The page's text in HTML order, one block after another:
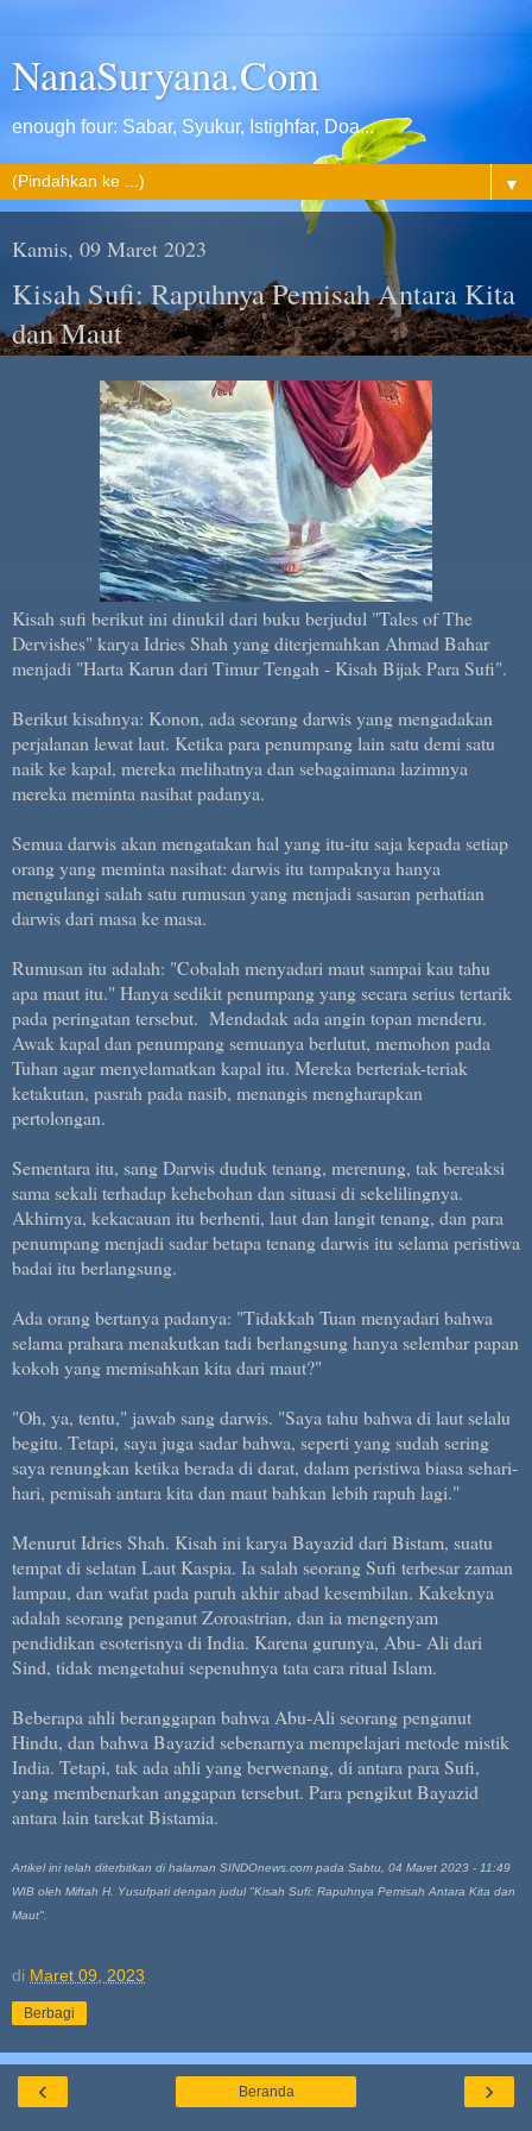
NanaSuryana.Com
enough four: Sabar, Syukur, Istighfar, Doa...
▼
Kamis, 09 Maret 2023
Kisah Sufi: Rapuhnya Pemisah Antara Kita
dan Maut
Kisah sufi berikut ini dinukil dari buku berjudul "Tales of The
Dervishes" karya Idries Shah yang diterjemahkan Ahmad Bahar
menjadi "Harta Karun dari Timur Tengah - Kisah Bijak Para Sufi".
Berikut kisahnya: Konon, ada seorang darwis yang mengadakan
perjalanan lewat laut. Ketika para penumpang lain satu demi satu
naik ke kapal, mereka melihatnya dan sebagaimana lazimnya
mereka meminta nasihat padanya.
Semua darwis akan mengatakan hal yang itu-itu saja kepada setiap
orang yang meminta nasihat: darwis itu tampaknya hanya
mengulangi salah satu rumusan yang menjadi sasaran perhatian
darwis dari masa ke masa.
Rumusan itu adalah: "Cobalah menyadari maut sampai kau tahu
apa maut itu." Hanya sedikit penumpang yang secara serius tertarik
pada peringatan tersebut. Mendadak ada angin topan menderu.
Awak kapal dan penumpang semuanya berlutut, memohon pada
Tuhan agar menyelamatkan kapal itu. Mereka berteriak-teriak
ketakutan, pasrah pada nasib, menangis mengharapkan
pertolongan.
Sementara itu, sang Darwis duduk tenang, merenung, tak bereaksi
sama sekali terhadap kehebohan dan situasi di sekelilingnya.
Akhirnya, kekacauan itu berhenti, laut dan langit tenang, dan para
penumpang menjadi sadar betapa tenang darwis itu selama peristiwa
badai itu berlangsung.
Ada orang bertanya padanya: "Tidakkah Tuan menyadari bahwa
selama prahara menakutkan tadi berlangsung hanya selembar papan
kokoh yang memisahkan kita dari maut?"
"Oh, ya, tentu," jawab sang darwis. "Saya tahu bahwa di laut selalu
begitu. Tetapi, saya juga sadar bahwa, seperti yang sudah sering
saya renungkan ketika berada di darat, dalam peristiwa biasa sehari-
hari, pemisah antara kita dan maut bahkan lebih rapuh lagi."
Menurut Idries Shah. Kisah ini karya Bayazid dari Bistam, suatu
tempat di selatan Laut Kaspia. Ia salah seorang Sufi terbesar zaman
lampau, dan wafat pada paruh akhir abad kesembilan. Kakeknya
adalah seorang penganut Zoroastrian, dan ia mengenyam
pendidikan esoterisnya di India. Karena gurunya, Abu- Ali dari
Sind, tidak mengetahui sepenuhnya tata cara ritual Islam.
Beberapa ahli beranggapan bahwa Abu-Ali seorang penganut
Hindu, dan bahwa Bayazid sebenarnya mempelajari metode mistik
India. Tetapi, tak ada ahli yang berwenang, di antara para Sufi,
yang membenarkan anggapan tersebut. Para pengikut Bayazid
antara lain tarekat Bistamia.
Artikel ini telah diterbitkan di halaman SINDOnews.com pada Sabtu, 04 Maret 2023 - 11:49
WIB oleh Miftah H. Yusufpati dengan judul "Kisah Sufi: Rapuhnya Pemisah Antara Kita dan
Maut".
di Maret 09, 2023
Berbagi
‹ ›
Beranda